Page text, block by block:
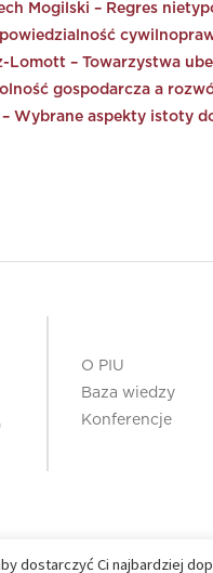
Mogilski – Regres
Lomott – Towarzystwa
gospodarcza a
Wybrane aspekty istoty
O PIU
Baza wiedzy
Konferencje
dostarczyć Ci najbardziej